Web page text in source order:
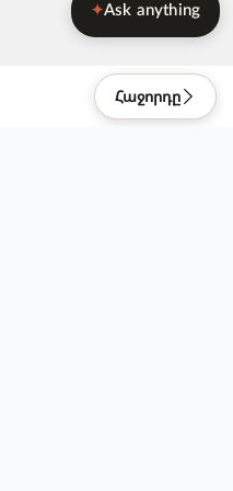
Հաջորդը
✦Ask anything